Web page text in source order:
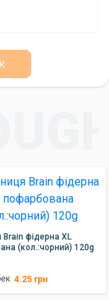
успішну
Brain фідерна XL
(кол.:чорний) 120g
4.25 грн